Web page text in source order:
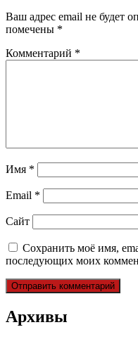
Ваш адрес email не будет
помечены *
Комментарий *
Имя *
Email *
Сайт
Сохранить моё имя,
последующих моих
Архивы